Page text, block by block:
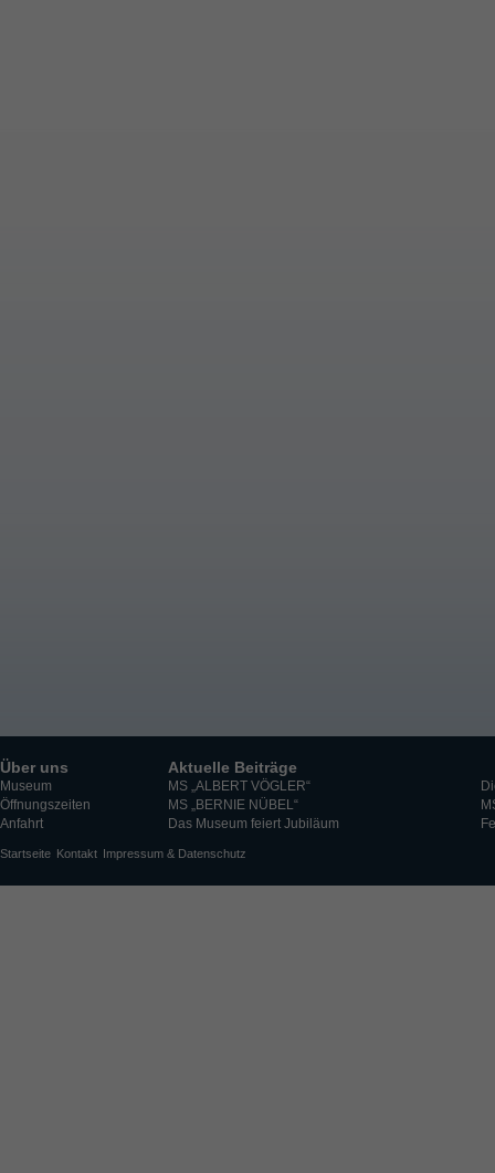
Über uns
Museum
Öffnungszeiten
Anfahrt
Aktuelle Beiträge
MS „ALBERT VÖGLER“
MS „BERNIE NÜBEL“
Das Museum feiert Jubiläum
Startseite Kontakt Impressum & Datenschutz